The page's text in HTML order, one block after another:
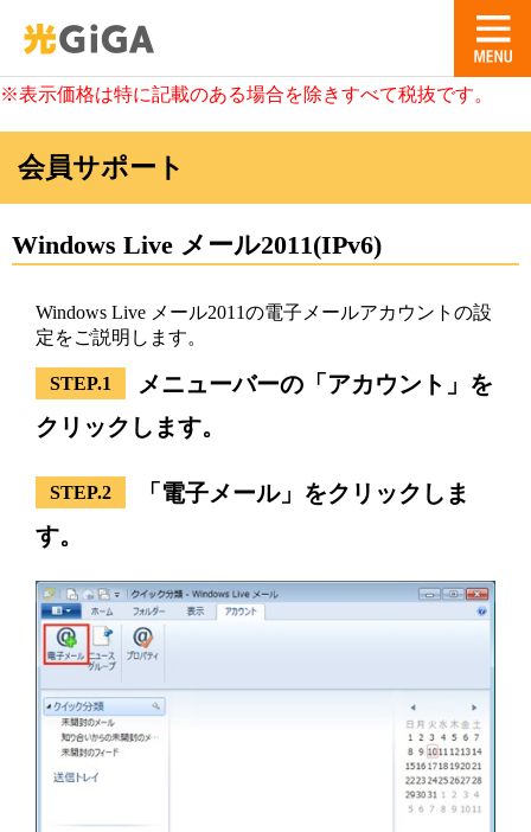
※表示価格は特に記載のある場合を除きすべて税抜です。
会員サポート
Windows Live メール2011(IPv6)
Windows Live メール2011の電子メールアカウントの設
定をご説明します。
STEP.1
メニューバーの「アカウント」を
クリックします。
STEP.2
「電子メール」をクリックしま
す。